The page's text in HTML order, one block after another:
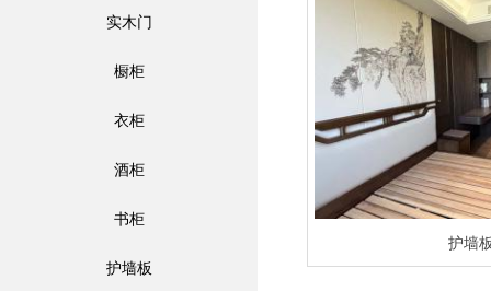
实木门
橱柜
衣柜
酒柜
书柜
护墙板
护墙